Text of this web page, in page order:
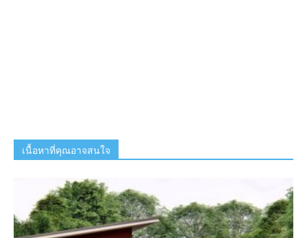
เนื้อหาที่คุณอาจสนใจ